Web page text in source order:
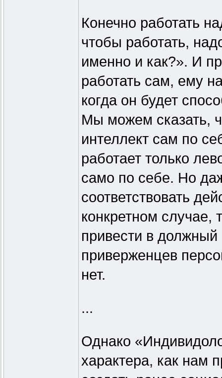
Конечно работать
чтобы работать,
именно и как?». И
работать сам, ему
когда он будет
Мы можем сказать,
интеллект сам по
работает только
само по себе. Но
соответствовать
конкретном случае,
привести в
приверженцев
нет.
...
Однако
характера, как нам